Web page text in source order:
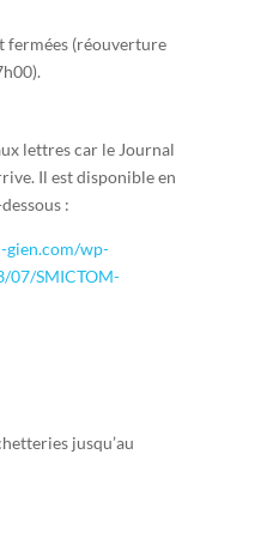
fermées (réouverture
lettres car le Journal
Il est disponible en
:
gien.com/wp-
07/SMICTOM-
jusqu’au